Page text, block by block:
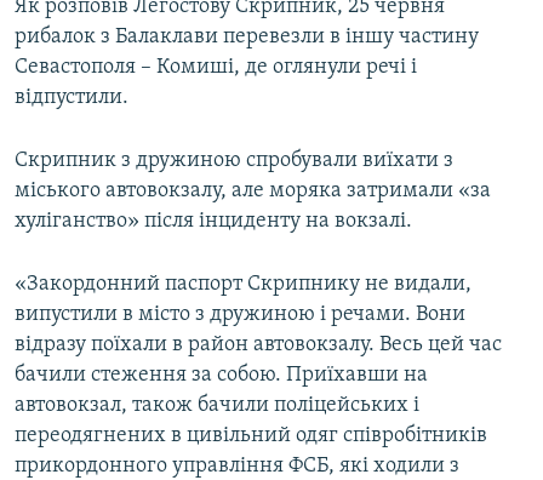
Як розповів Легостову Скрипник, 25 червня
рибалок з Балаклави перевезли в іншу частину
Севастополя – Комиші, де оглянули речі і
відпустили.
Скрипник з дружиною спробували виїхати з
міського автовокзалу, але моряка затримали «за
хуліганство» після інциденту на вокзалі.
«Закордонний паспорт Скрипнику не видали,
випустили в місто з дружиною і речами. Вони
відразу поїхали в район автовокзалу. Весь цей час
бачили стеження за собою. Приїхавши на
автовокзал, також бачили поліцейських і
переодягнених в цивільний одяг співробітників
прикордонного управління ФСБ, які ходили з